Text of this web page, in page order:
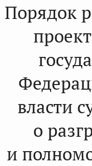
Порядок
власти
о
и